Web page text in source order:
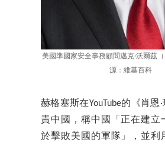
美國準國家安全事務顧問邁克·沃爾茲
源：維基百科
赫格塞斯在YouTube的《肖恩
責中國，稱中國「正在建立
於擊敗美國的軍隊」，並利